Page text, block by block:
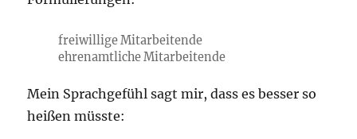
freiwillige Mitarbeitende
ehrenamtliche Mitarbeitende
Mein Sprachgefühl sagt mir, dass es besser so
heißen müsste: